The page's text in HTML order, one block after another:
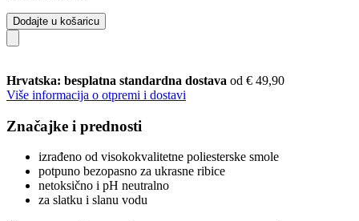
Dodajte u košaricu
Hrvatska: besplatna standardna dostava od € 49,90
Više informacija o otpremi i dostavi
Značajke i prednosti
izrađeno od visokokvalitetne poliesterske smole
potpuno bezopasno za ukrasne ribice
netoksično i pH neutralno
za slatku i slanu vodu